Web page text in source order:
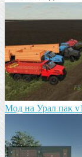
Мод на Урал пак